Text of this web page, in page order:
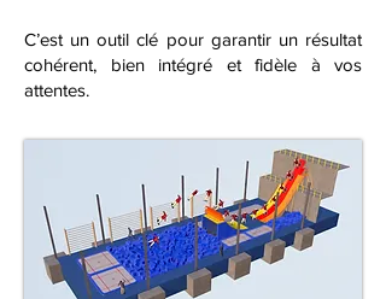
C’est un outil clé pour garantir un résultat
cohérent, bien intégré et fidèle à vos
attentes.